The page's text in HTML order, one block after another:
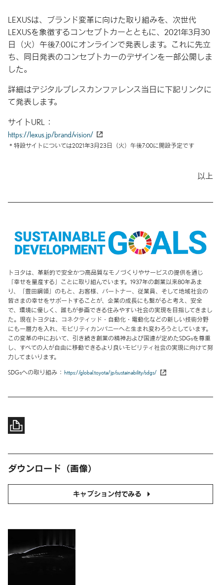
LEXUSは、ブランド変革に向けた取り組みを、次世代
LEXUSを象徴するコンセプトカーとともに、2021年3月30
日（火）午後7:00にオンラインで発表します。これに先立
ち、同日発表のコンセプトカーのデザインを一部公開しま
した。
詳細はデジタルプレスカンファレンス当日に下記リンクに
て発表します。
サイトURL
https://lexus.jp/brand/vision/
特設サイトについては2021年3月23日（火）午後7:00に開設予定です
以上
トヨタは、革新的で安全かつ高品質なモノづくりやサービスの提供を通じ
「幸せを量産する」ことに取り組んでいます。1937年の創業以来80年あま
り、「豊田綱領」のもと、お客様、パートナー、従業員、そして地域社会の
皆さまの幸せをサポートすることが、企業の成長にも繋がると考え、安全
で、環境に優しく、誰もが参画できる住みやすい社会の実現を目指してきまし
た。現在トヨタは、コネクティッド・自動化・電動化などの新しい技術分野
にも一層力を入れ、モビリティカンパニーへと生まれ変わろうとしています。
この変革の中において、引き続き創業の精神および国連が定めたSDGsを尊重
し、すべての人が自由に移動できるより良いモビリティ社会の実現に向けて努
力してまいります。
SDGsへの取り組み https://global.toyota/jp/sustainability/sdgs/
ダウンロード（画像）
キャプション付でみる